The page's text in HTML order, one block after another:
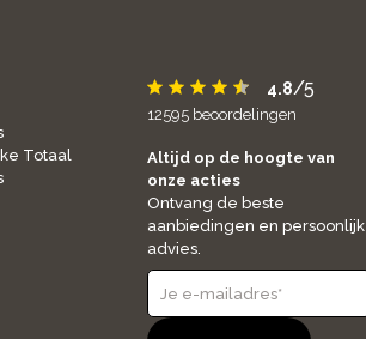
Totaal
4.8/5
12595 beoordelingen
Altijd op de hoogte van
onze acties
Ontvang de beste
aanbiedingen en persoonlijk
advies.